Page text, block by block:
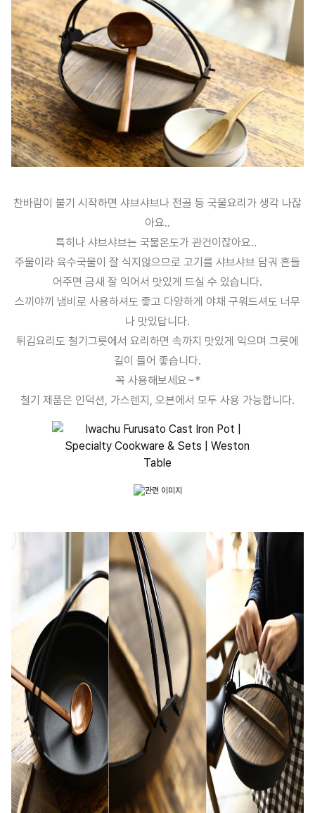
찬바람이 불기 시작하면 샤브샤브나 전골 등 국물요리가 생각 나잖
아요..
특히나 샤브샤브는 국물온도가 관건이잖아요..
주물이라 육수국물이 잘 식지않으므로 고기를 샤브샤브 담궈 흔들
어주면 금새 잘 익어서 맛있게 드실 수 있습니다.
스끼야끼 냄비로 사용하셔도 좋고 다양하게 야채 구워드셔도 너무
나 맛있답니다.
튀김요리도 철기그릇에서 요리하면 속까지 맛있게 익으며 그릇에
길이 들어 좋습니다.
꼭 사용해보세요~*
철기 제품은 인덕션, 가스렌지, 오븐에서 모두 사용 가능합니다.